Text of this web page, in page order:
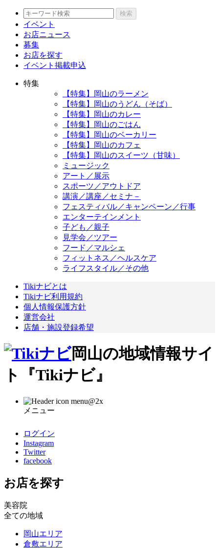
検索
イベント
お店ニュース
募集
お店を探す
イベント掲載申込
特集
【特集】岡山のラーメン
【特集】岡山のうどん（そば）
【特集】岡山のカレー
【特集】岡山のごはん
【特集】岡山のベーカリー
【特集】岡山のカフェ
【特集】岡山のスイーツ（甘味）
ミュージック
アート／展示
スポーツ／アウトドア
講演／講座／セミナ－
フェスティバル／キャンペーン／行事
エンターテインメント
子ども／親子
見学会／ツアー
フード／マルシェ
フィットネス／ヘルスケア
ライフスタイル／その他
Tikiナビとは
Tikiナビ利用規約
個人情報保護方針
運営会社
店舗・施設登録希望
岡山の地域情報サイ
ト『Tikiナビ』
メニュー
ログイン
Instagram
Twitter
facebook
お店を探す
美容院
全ての地域
岡山エリア
倉敷エリア